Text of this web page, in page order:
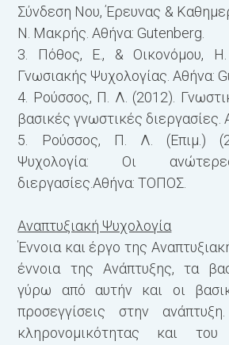
Σύνδεση Νου, Έρευνας &
Ν. Μακρής. Αθήνα: Gutenberg.
3. Πόθος, Ε., & Οικονόμου,
Γνωσιακής Ψυχολογίας. Αθήνα:
4. Ρούσσος, Π. Λ. (2012).
βασικές γνωστικές
5. Ρούσσος, Π. Λ. (Επιμ.)
Ψυχολογία: Οι
διεργασίες.Αθήνα: ΤΟΠΟΣ.
Αναπτυξιακή Ψυχολογία
Έννοια και έργο της
έννοια της Ανάπτυξης, τα
γύρω από αυτήν και οι
προσεγγίσεις στην
κληρονομικότητας και του